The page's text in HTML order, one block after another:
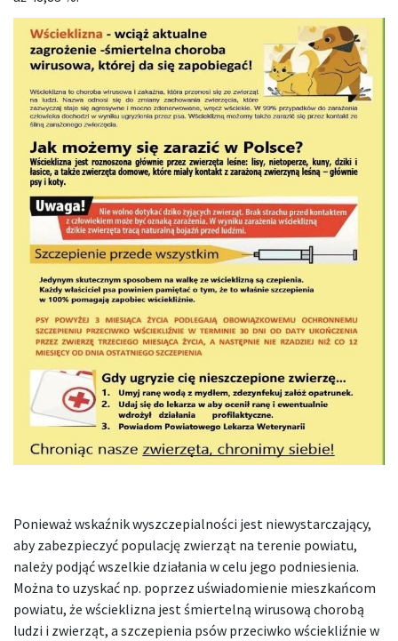
Ponieważ wskaźnik wyszczepialności jest niewystarczający,
aby zabezpieczyć populację zwierząt na terenie powiatu,
należy podjąć wszelkie działania w celu jego podniesienia.
Można to uzyskać np. poprzez uświadomienie mieszkańcom
powiatu, że wścieklizna jest śmiertelną wirusową chorobą
ludzi i zwierząt, a szczepienia psów przeciwko wściekliźnie w